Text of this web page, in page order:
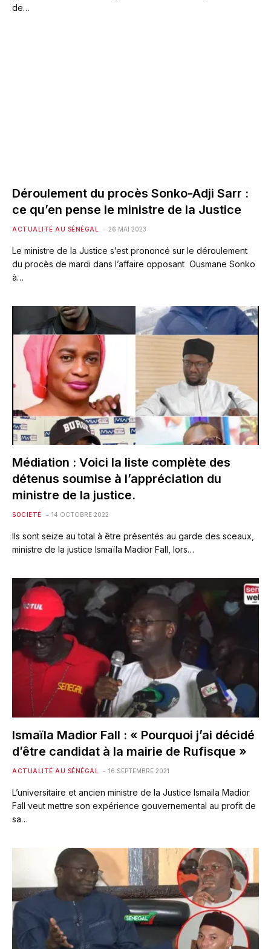
de…
Déroulement du procès Sonko-Adji Sarr :
ce qu’en pense le ministre de la Justice
ACTUALITÉ AU SÉNÉGAL 26 MAI 2023
Le ministre de la Justice s’est prononcé sur le déroulement
du procès de mardi dans l’affaire opposant Ousmane Sonko
à…
Médiation : Voici la liste complète des
détenus soumise à l’appréciation du
ministre de la justice.
SOCIETÉ 14 OCTOBRE 2022
Ils sont seize au total à être présentés au garde des sceaux,
ministre de la justice Ismaïla Madior Fall, lors…
Ismaïla Madior Fall : « Pourquoi j’ai décidé
d’être candidat à la mairie de Rufisque »
ACTUALITÉ AU SÉNÉGAL 16 SEPTEMBRE 2021
L’universitaire et ancien ministre de la Justice Ismaila Madior
Fall veut mettre son expérience gouvernemental au profit de
sa…